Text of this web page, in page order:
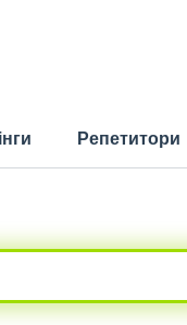
Репетитори